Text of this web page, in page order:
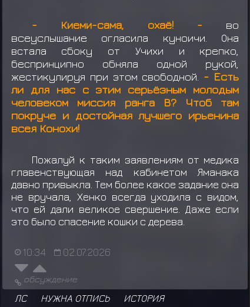
- Киеми-сама, охаё! - во
всеуслышание огласила куноичи. Она
встала сбоку от Учихи и крепко,
беспринципно обняла одной рукой,
жестикулируя при этом свободной. - Есть
ли для нас с этим серьёзным молодым
человеком миссия ранга В? Чтоб там
покруче и достойная лучшего ирьенина
всея Конохи!
Пожалуй к таким заявлениям от медика
главенствующая над кабинетом Яманака
давно привыкла. Тем более какое задание она
не вручала, Хенко всегда уходила с видом,
что ей дали великое свершение. Даже если
это было спасение кошки с дерева.
10:34 02.07.2026
обсуждение
ЛС НУЖНА ОТПИСЬ ИСТОРИЯ